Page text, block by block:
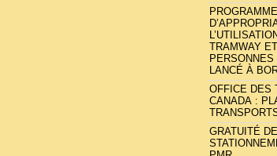
TRAMWAY
LANCÉ À
OFFICE DES
CANADA :
GRATUITÉ